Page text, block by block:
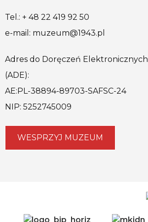
Tel.: + 48 22 419 92 50
e-mail: muzeum@1943.pl
Adres do Doręczeń Elektronicznych
(ADE):
AE:PL-38894-89703-SAFSC-24
NIP: 5252745009
WESPRZYJ MUZEUM